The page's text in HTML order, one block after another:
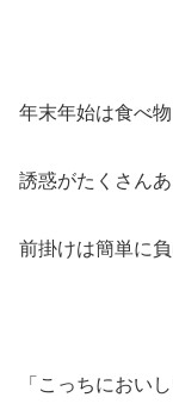
年末年始は食べ物
誘惑がたくさん
前掛けは簡単に負
「こっちにおい